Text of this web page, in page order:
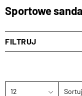
Sportowe
FILTRUJ
12